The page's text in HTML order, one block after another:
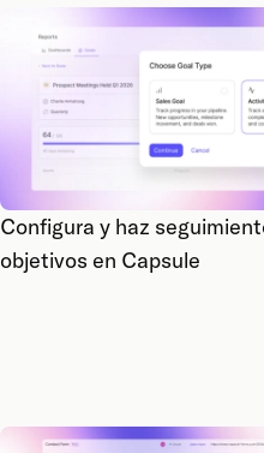
Configura y haz
objetivos en Capsule